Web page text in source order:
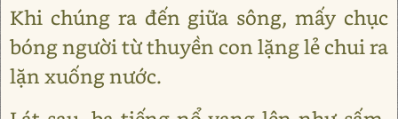
Khi chúng ra đến giữa sông, mấy chục
bóng người từ thuyền con lặng lẻ chui ra
lặn xuống nước.